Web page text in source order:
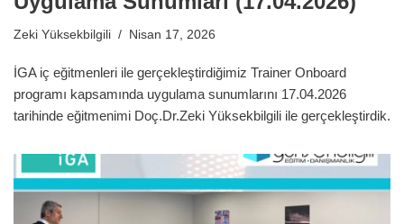
Zeki Yüksekbilgili Nisan 17, 2026
İGA iç eğitmenleri ile gerçekleştirdiğimiz Trainer Onboard
programı kapsamında uygulama sunumlarını 17.04.2026
tarihinde eğitmenimi Doç.Dr.Zeki Yüksekbilgili ile gerçekleştirdik.